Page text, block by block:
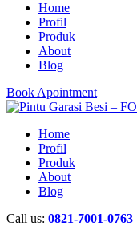
Home
Profil
Produk
About
Blog
Book Apointment
Home
Profil
Produk
About
Blog
Call us: 0821-7001-0763